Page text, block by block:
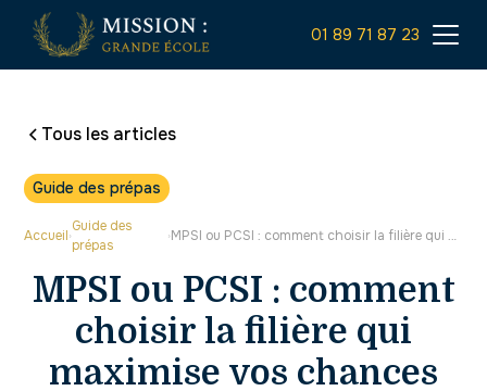
01 89 71 87 23
Tous les articles
Guide des prépas
Accueil›
Guide des
prépas
› MPSI ou PCSI : comment choisir la filière qui maximise vos chances aux concours ?
MPSI ou PCSI : comment
choisir la filière qui
maximise vos chances